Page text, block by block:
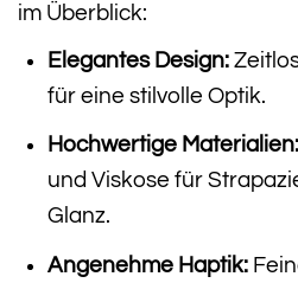
im Überblick:
Elegantes Design:
für eine stilvolle Optik.
Hochwertige Materialien:
und Viskose für
Glanz.
Angenehme Haptik: